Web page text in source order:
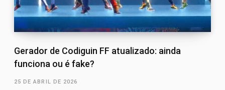
Gerador de Codiguin FF atualizado: ainda
funciona ou é fake?
25 DE ABRIL DE 2026